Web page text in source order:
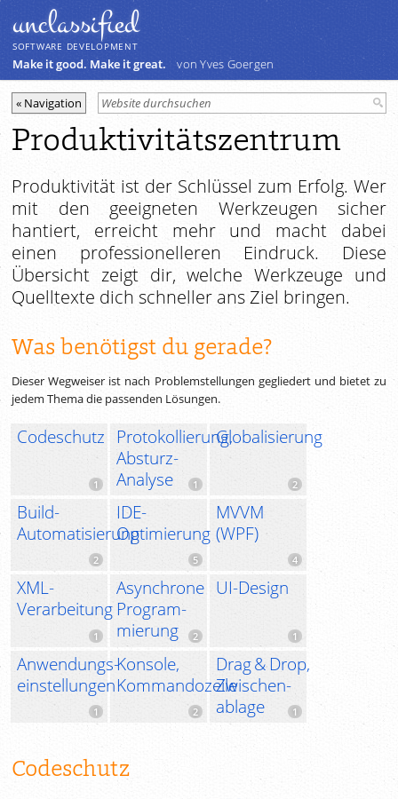
unclassiﬁed
SOFTWARE DEVELOPMENT
Make it good. Make it great. von Yves Goergen
Produktivitätszentrum
Produktivität ist der Schlüssel zum Erfolg. Wer
mit den geeigneten Werkzeugen sicher
hantiert, erreicht mehr und macht dabei
einen professionelleren Eindruck. Diese
Übersicht zeigt dir, welche Werkzeuge und
Quell­texte dich schneller ans Ziel bringen.
Was benötigst du gerade?
Dieser Wegweiser ist nach Problemstellungen gegliedert und bietet zu
jedem Thema die passenden Lösungen.
Codeschutz
Protokollierung,
Absturz-
Analyse
Globalisierung
Build-
Automatisierung
IDE-
Optimierung
MVVM
(WPF)
XML-
Verarbeitung
Asynchrone
Program­
mierung
UI-Design
Anwendungs­
einstellungen
Konsole,
Kommandozeile
Drag & Drop,
Zwischen­
ablage
Codeschutz